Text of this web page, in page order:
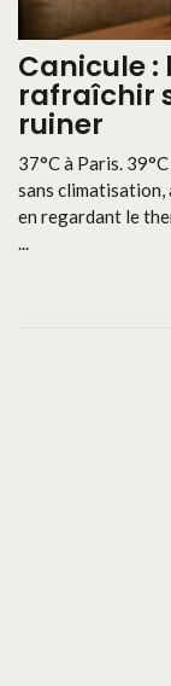
Canicule :
rafraîchir
ruiner
37°C à Paris.
sans climatisation,
en regardant le
...